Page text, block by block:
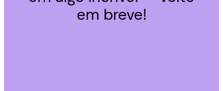
em breve!